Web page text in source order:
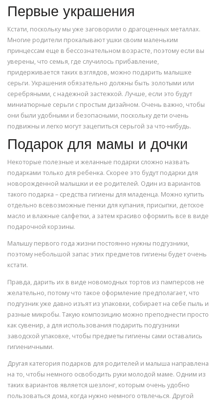
Первые украшения
Кстати, поскольку мы уже заговорили о драгоценных металлах.
Многие родители прокалывают ушки своим маленьким
принцессам еще в бессознательном возрасте, поэтому если вы
уверены, что семья, где случилось прибавление,
придерживается таких взглядов, можно подарить малышке
серьги. Украшения обязательно должны быть золотыми или
серебряными, с надежной застежкой. Лучше, если это будут
миниатюрные серьги с простым дизайном. Очень важно, чтобы
они были удобными и безопасными, поскольку дети очень
подвижны и легко могут зацепиться серьгой за что-нибудь.
Подарок для мамы и дочки
Некоторые полезные и желанные подарки сложно назвать
подарками только для ребенка. Скорее это будут подарки для
новорожденной малышки и ее родителей. Один из вариантов
такого подарка – средства гигиены для младенца. Можно купить
отдельно всевозможные пенки для купания, присыпки, детское
масло и влажные салфетки, а затем красиво оформить все в виде
подарочной корзины.
Малышу первого года жизни постоянно нужны подгузники,
поэтому небольшой запас этих предметов гигиены будет очень
кстати.
Правда, дарить их в виде новомодных тортов из памперсов не
желательно, потому что такое оформление предполагает, что
подгузник уже давно изъят из упаковки, собирает на себе пыль и
разные микробы. Такую композицию можно преподнести просто
как сувенир, а для использования подарить подгузники
заводской упаковке, чтобы предметы гигиены сами оставались
гигиеничными.
Другая категория подарков для родителей и малыша направлена
на то, чтобы немного освободить руки молодой маме. Одним из
таких вариантов является шезлонг, которым очень удобно
пользоваться дома, когда нужно немного отвлечься. Другой